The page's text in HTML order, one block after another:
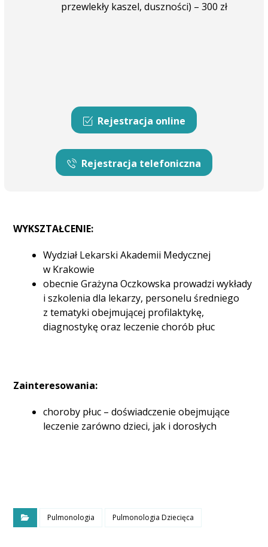
przewlekły kaszel, duszności) – 300 zł
Rejestracja online
Rejestracja telefoniczna
WYKSZTAŁCENIE:
Wydział Lekarski Akademii Medycznej
w Krakowie
obecnie Grażyna Oczkowska prowadzi wykłady
i szkolenia dla lekarzy, personelu średniego
z tematyki obejmującej profilaktykę,
diagnostykę oraz leczenie chorób płuc
Zainteresowania:
choroby płuc – doświadczenie obejmujące
leczenie zarówno dzieci, jak i dorosłych
Pulmonologia Pulmonologia Dziecięca